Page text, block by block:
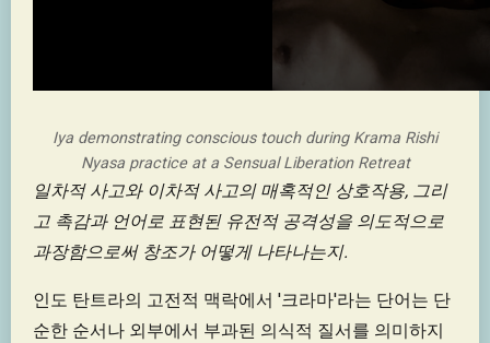
Iya demonstrating conscious touch during Krama Rishi
Nyasa practice at a Sensual Liberation Retreat
일차적 사고와 이차적 사고의 매혹적인 상호작용, 그리
고 촉감과 언어로 표현된 유전적 공격성을 의도적으로
과장함으로써 창조가 어떻게 나타나는지.
인도 탄트라의 고전적 맥락에서 '크라마'라는 단어는 단
순한 순서나 외부에서 부과된 의식적 질서를 의미하지